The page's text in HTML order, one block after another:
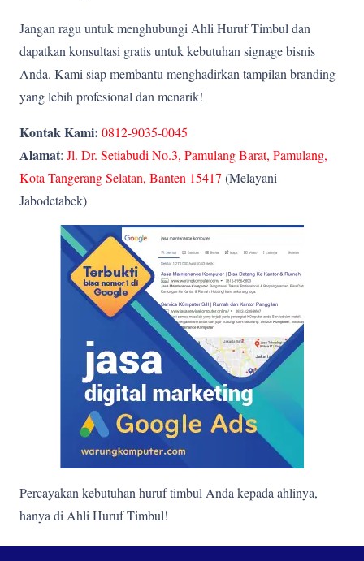
Jangan ragu untuk menghubungi Ahli Huruf Timbul dan
dapatkan konsultasi gratis untuk kebutuhan signage bisnis
Anda. Kami siap membantu menghadirkan tampilan branding
yang lebih profesional dan menarik!
Kontak Kami: 0812-9035-0045
Alamat: Jl. Dr. Setiabudi No.3, Pamulang Barat, Pamulang,
Kota Tangerang Selatan, Banten 15417 (Melayani
Jabodetabek)
Percayakan kebutuhan huruf timbul Anda kepada ahlinya,
hanya di Ahli Huruf Timbul!